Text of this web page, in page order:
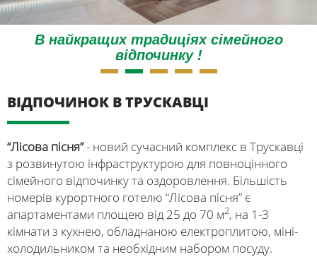
В найкращих традиціях сімейного
відпочинку !
ВІДПОЧИНОК В ТРУСКАВЦІ
“Лісова пісня”- новий сучасний комплекс в Трускавці
з розвинутою інфраструктурою для повноцінного
сімейного відпочинку та оздоровлення. Більшість
номерів курортного готелю “Лісова пісня” є
апартаментами площею від 25 до 70 м2, на 1-3
кімнати з кухнею, обладнаною електроплитою, міні-
холодильником та необхідним набором посуду.